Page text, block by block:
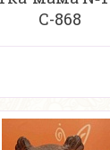
С-868